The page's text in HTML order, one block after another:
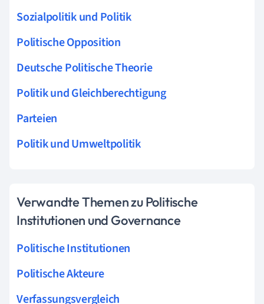
Sozialpolitik und Politik
Politische Opposition
Deutsche Politische Theorie
Politik und Gleichberechtigung
Parteien
Politik und Umweltpolitik
Verwandte Themen zu Politische
Institutionen und Governance
Politische Institutionen
Politische Akteure
Verfassungsvergleich